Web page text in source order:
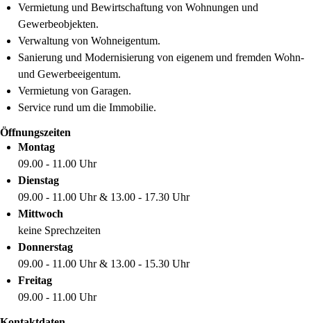
Vermietung und Bewirtschaftung von Wohnungen und
Gewerbeobjekten.
Verwaltung von Wohneigentum.
Sanierung und Modernisierung von eigenem und fremden Wohn-
und Gewerbeeigentum.
Vermietung von Garagen.
Service rund um die Immobilie.
Öffnungszeiten
Montag
09.00 - 11.00 Uhr
Dienstag
09.00 - 11.00 Uhr & 13.00 - 17.30 Uhr
Mittwoch
keine Sprechzeiten
Donnerstag
09.00 - 11.00 Uhr & 13.00 - 15.30 Uhr
Freitag
09.00 - 11.00 Uhr